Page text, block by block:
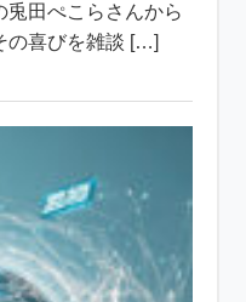
兎田ぺこらさんから
の喜びを雑談 […]